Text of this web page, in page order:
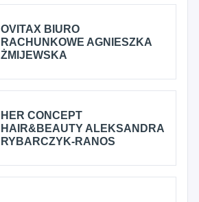
OVITAX BIURO
RACHUNKOWE AGNIESZKA
ŻMIJEWSKA
HER CONCEPT
HAIR&BEAUTY ALEKSANDRA
RYBARCZYK-RANOS